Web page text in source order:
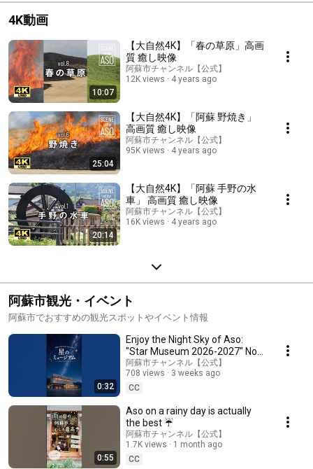
4K動画
10:07
【大自然4K】「春の草原」高画
質 癒し映像
阿蘇市チャンネル【公式】
12K views
4 years ago
25:04
【大自然4K】「阿蘇 野焼き」
高画質 癒し映像
阿蘇市チャンネル【公式】
95K views
4 years ago
20:14
【大自然4K】「阿蘇 手野の水
車」 高画質 癒し映像
阿蘇市チャンネル【公式】
16K views
4 years ago
阿蘇市観光・イベント
阿蘇市でおすすめの観光スポットやイベント情報
0:32
Enjoy the Night Sky of Aso:
"Star Museum 2026-2027" Now
Open
阿蘇市チャンネル【公式】
708 views
3 weeks ago
CC
0:55
Aso on a rainy day is actually
the best ☔
阿蘇市チャンネル【公式】
1.7K views
1 month ago
CC